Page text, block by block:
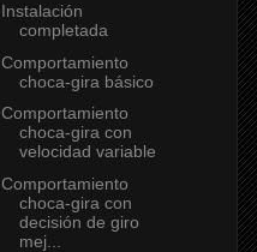
Instalación
completada
Comportamiento
choca-gira básico
Comportamiento
choca-gira con
velocidad variable
Comportamiento
choca-gira con
decisión de giro
mej...